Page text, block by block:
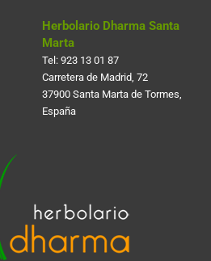
Herbolario Dharma Santa
Marta
Tel: 923 13 01 87
Carretera de Madrid, 72
37900 Santa Marta de Tormes,
España